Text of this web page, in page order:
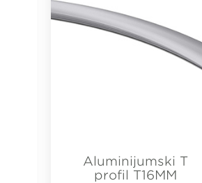
Aluminijumski T
profil T16MM